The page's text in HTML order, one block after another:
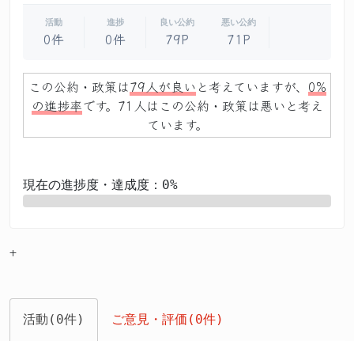
活動
0件
進捗
0件
良い公約
79P
悪い公約
71P
この公約・政策は79人が良い と考えていますが、 0%
の進捗率です。71人はこの公約・政策は悪いと考え
ています。
現在の進捗度・達成度：0%
+
活動(0件) ご意見・評価(0件)